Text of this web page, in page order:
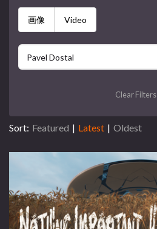
画像 Video
Clear Filters
Sort: Featured | Latest | Oldest